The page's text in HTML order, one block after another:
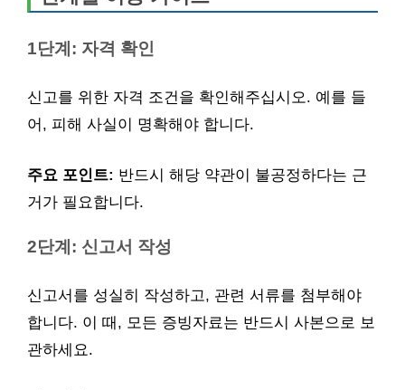
1단계: 자격 확인
신고를 위한 자격 조건을 확인해주십시오. 예를 들
어, 피해 사실이 명확해야 합니다.
주요 포인트: 반드시 해당 약관이 불공정하다는 근
거가 필요합니다.
2단계: 신고서 작성
신고서를 성실히 작성하고, 관련 서류를 첨부해야
합니다. 이 때, 모든 증빙자료는 반드시 사본으로 보
관하세요.